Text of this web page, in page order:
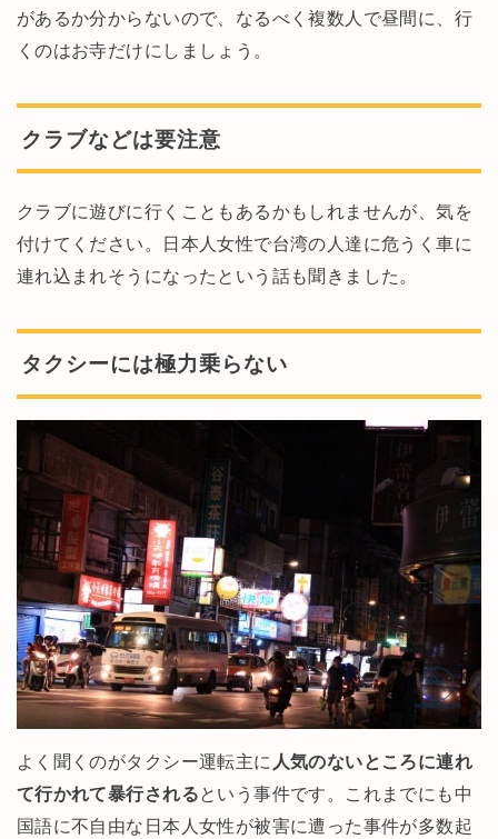
があるか分からないので、なるべく複数人で昼間に、行
くのはお寺だけにしましょう。
クラブなどは要注意
クラブに遊びに行くこともあるかもしれませんが、気を
付けてください。日本人女性で台湾の人達に危うく車に
連れ込まれそうになったという話も聞きました。
タクシーには極力乗らない
よく聞くのがタクシー運転主に 人気のないところに連れ
て行かれて暴行されるという事件です。これまでにも中
国語に不自由な日本人女性が被害に遭った事件が多数起